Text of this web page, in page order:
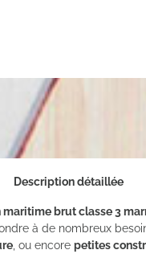
Description détaillée
maritime brut classe 3
à de nombreux
, ou encorepetites